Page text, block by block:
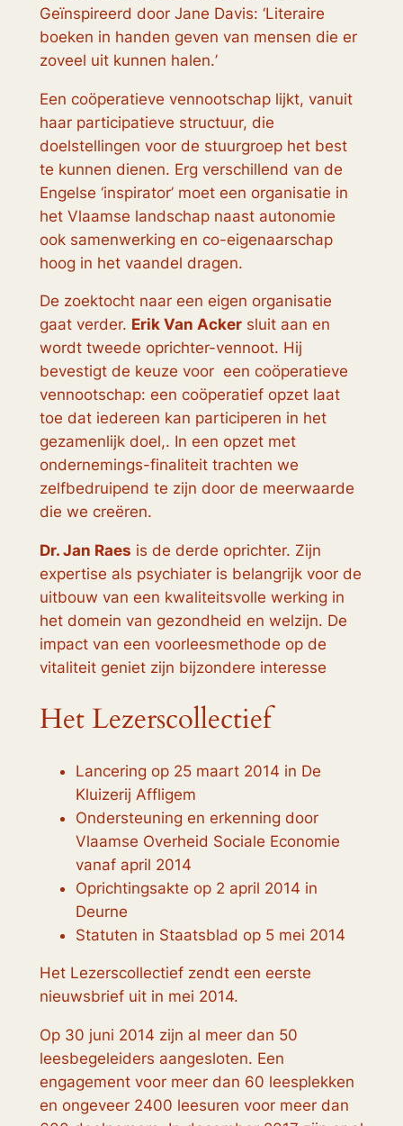
Geïnspireerd door Jane Davis: ‘Literaire
boeken in handen geven van mensen die er
zoveel uit kunnen halen.’
Een coöperatieve vennootschap lijkt, vanuit
haar participatieve structuur, die
doelstellingen voor de stuurgroep het best
te kunnen dienen. Erg verschillend van de
Engelse ‘inspirator’ moet een organisatie in
het Vlaamse landschap naast autonomie
ook samenwerking en co-eigenaarschap
hoog in het vaandel dragen.
De zoektocht naar een eigen organisatie
gaat verder. Erik Van Ackersluit aan en
wordt tweede oprichter-vennoot. Hij
bevestigt de keuze voor een coöperatieve
vennootschap: een coöperatief opzet laat
toe dat iedereen kan participeren in het
gezamenlijk doel,. In een opzet met
ondernemings-finaliteit trachten we
zelfbedruipend te zijn door de meerwaarde
die we creëren.
Dr. Jan Raes is de derde oprichter. Zijn
expertise als psychiater is belangrijk voor de
uitbouw van een kwaliteitsvolle werking in
het domein van gezondheid en welzijn. De
impact van een voorleesmethode op de
vitaliteit geniet zijn bijzondere interesse
Het Lezerscollectief
Lancering op 25 maart 2014 in De
Kluizerij Affligem
Ondersteuning en erkenning door
Vlaamse Overheid Sociale Economie
vanaf april 2014
Oprichtingsakte op 2 april 2014 in
Deurne
Statuten in Staatsblad op 5 mei 2014
Het Lezerscollectief zendt een eerste
nieuwsbrief uit in mei 2014.
Op 30 juni 2014 zijn al meer dan 50
leesbegeleiders aangesloten. Een
engagement voor meer dan 60 leesplekken
en ongeveer 2400 leesuren voor meer dan